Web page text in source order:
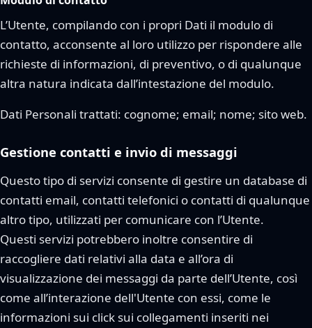
L’Utente, compilando con i propri Dati il modulo di
contatto, acconsente al loro utilizzo per rispondere alle
richieste di informazioni, di preventivo, o di qualunque
altra natura indicata dall’intestazione del modulo.
Dati Personali trattati: cognome; email; nome; sito web.
Gestione contatti e invio di messaggi
Questo tipo di servizi consente di gestire un database di
contatti email, contatti telefonici o contatti di qualunque
altro tipo, utilizzati per comunicare con l’Utente.
Questi servizi potrebbero inoltre consentire di
raccogliere dati relativi alla data e all’ora di
visualizzazione dei messaggi da parte dell’Utente, così
come all’interazione dell'Utente con essi, come le
informazioni sui click sui collegamenti inseriti nei